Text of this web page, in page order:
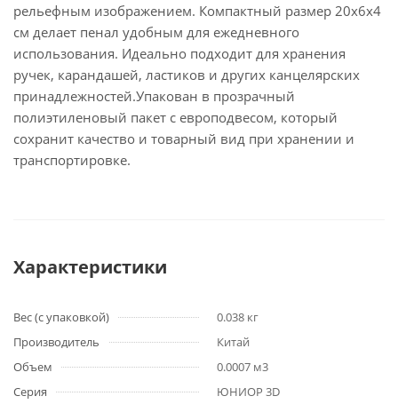
рельефным изображением. Компактный размер 20х6х4
см делает пенал удобным для ежедневного
использования. Идеально подходит для хранения
ручек, карандашей, ластиков и других канцелярских
принадлежностей.Упакован в прозрачный
полиэтиленовый пакет с европодвесом, который
сохранит качество и товарный вид при хранении и
транспортировке.
Характеристики
Вес (с упаковкой)
0.038 кг
Производитель
Китай
Объем
0.0007 м3
Серия
ЮНИОР 3D